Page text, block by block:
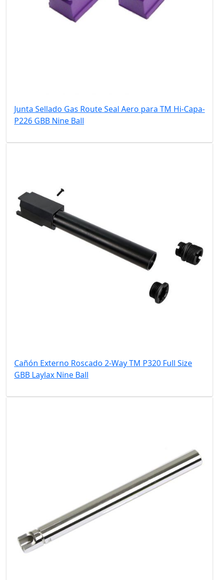
Junta Sellado Gas Route Seal Aero para TM Hi-Capa-
P226 GBB Nine Ball
Cañón Externo Roscado 2-Way TM P320 Full Size
GBB Laylax Nine Ball